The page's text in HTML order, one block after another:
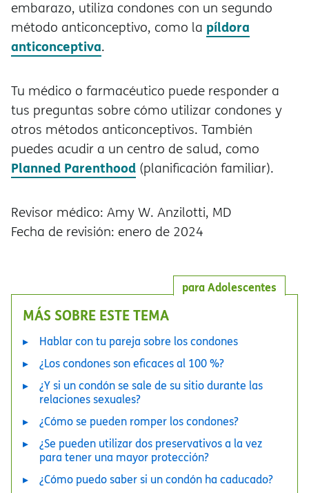
embarazo, utiliza condones con un segundo
método anticonceptivo, como la píldora
anticonceptiva.
Tu médico o farmacéutico puede responder a
tus preguntas sobre cómo utilizar condones y
otros métodos anticonceptivos. También
puedes acudir a un centro de salud, como
Planned Parenthood (planificación familiar).
Revisor médico: Amy W. Anzilotti, MD
Fecha de revisión: enero de 2024
para Adolescentes
MÁS SOBRE ESTE TEMA
Hablar con tu pareja sobre los condones
¿Los condones son eficaces al 100 %?
¿Y si un condón se sale de su sitio durante las
relaciones sexuales?
¿Cómo se pueden romper los condones?
¿Se pueden utilizar dos preservativos a la vez
para tener una mayor protección?
¿Cómo puedo saber si un condón ha caducado?